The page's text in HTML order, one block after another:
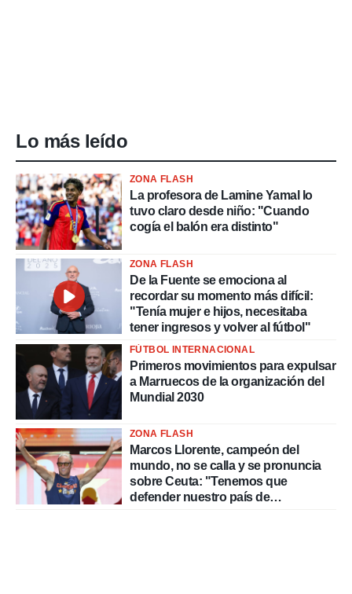
Lo más leído
ZONA FLASH
La profesora de Lamine Yamal lo
tuvo claro desde niño: "Cuando
cogía el balón era distinto"
ZONA FLASH
De la Fuente se emociona al
recordar su momento más difícil:
"Tenía mujer e hijos, necesitaba
tener ingresos y volver al fútbol"
FÚTBOL INTERNACIONAL
Primeros movimientos para expulsar
a Marruecos de la organización del
Mundial 2030
ZONA FLASH
Marcos Llorente, campeón del
mundo, no se calla y se pronuncia
sobre Ceuta: "Tenemos que
defender nuestro país de